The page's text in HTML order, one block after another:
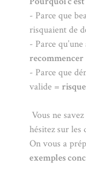
- Parce que
risquaient de
- Parce
recommencer
- Parce que
valide =
Vous ne
hésitez sur les
On vous a
exemples